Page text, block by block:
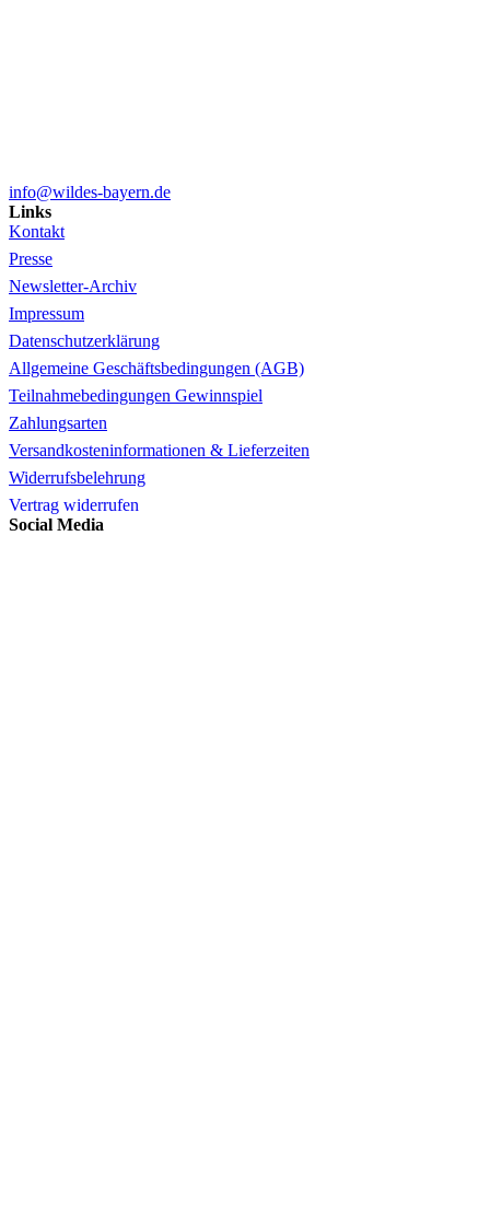
info@wildes-bayern.de
Links
Kontakt
Presse
Newsletter-Archiv
Impressum
Datenschutzerklärung
Allgemeine Geschäftsbedingungen (AGB)
Teilnahmebedingungen Gewinnspiel
Zahlungsarten
Versandkosteninformationen & Lieferzeiten
Widerrufsbelehrung
Vertrag widerrufen
Social Media